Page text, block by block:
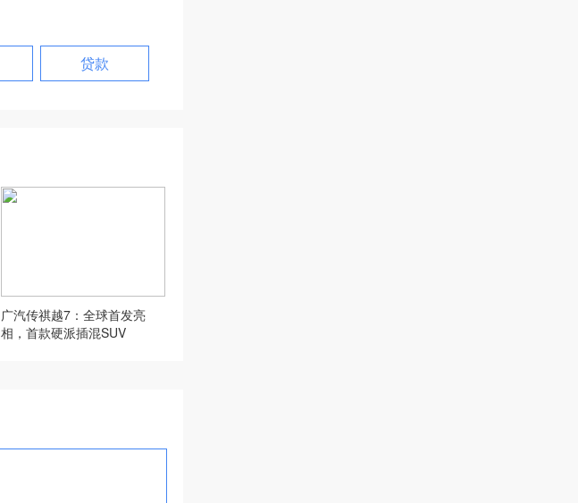
贷款
广汽传祺越7：全球首发亮
相，首款硬派插混SUV